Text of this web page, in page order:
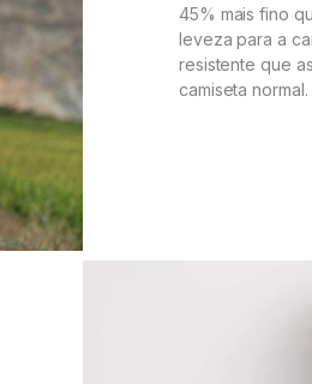
45% mais fino
leveza para a
resistente que
camiseta normal.